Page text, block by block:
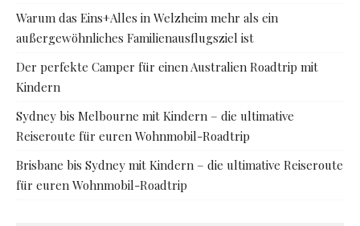
Warum das Eins+Alles in Welzheim mehr als ein
außergewöhnliches Familienausflugsziel ist
Der perfekte Camper für einen Australien Roadtrip mit
Kindern
Sydney bis Melbourne mit Kindern – die ultimative
Reiseroute für euren Wohnmobil-Roadtrip
Brisbane bis Sydney mit Kindern – die ultimative Reiseroute
für euren Wohnmobil-Roadtrip